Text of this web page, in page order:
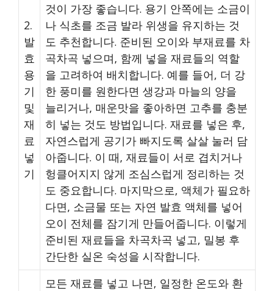
2.
발
효
용
기
및
재
료
넣
기
것이 가장 좋습니다. 용기 안쪽에는 소금이
나 식초를 조금 발라 위생을 유지하는 것
도 추천합니다. 준비된 오이와 부재료를 차
곡차곡 넣으며, 함께 넣을 재료들의 역할
을 고려하여 배치합니다. 예를 들어, 더 강
한 풍미를 원한다면 생강과 마늘의 양을
늘리거나, 매운맛을 좋아하면 고추를 충분
히 넣는 것도 방법입니다. 재료를 넣은 후,
자연스럽게 공기가 빠지도록 살살 눌러 담
아줍니다. 이 때, 재료들이 서로 겹치거나
헝클어지지 않게 조심스럽게 정리하는 것
도 중요합니다. 마지막으로, 액체가 필요하
다면, 소금물 또는 자연 발효 액체를 넣어
오이 전체를 잠기게 만들어줍니다. 이렇게
준비된 재료들을 차곡차곡 넣고, 밀봉 후
간단한 실온 숙성을 시작합니다.
모든 재료를 넣고 나면, 일정한 온도와 환